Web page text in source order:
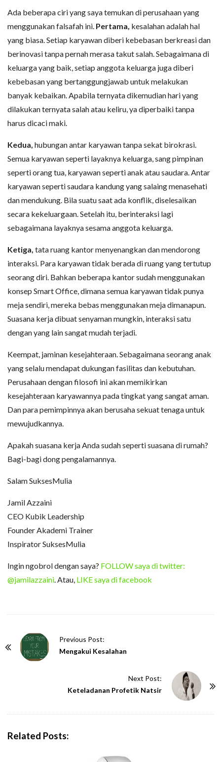
Ada beberapa ciri yang saya temukan di perusahaan yang
menggunakan falsafah ini. Pertama, kesalahan adalah hal
yang biasa. Setiap karyawan diberi kebebasan berkreasi dan
berinovasi tanpa pernah merasa takut salah. Sebagaimana di
keluarga yang baik, setiap anggota keluarga juga diberi
kebebasan yang bertanggungjawab untuk melakukan
banyak kebaikan. Apabila ternyata dikemudian hari yang
dilakukan ternyata salah atau keliru, ya diperbaiki tanpa
harus dicaci maki.
Kedua, hubungan antar karyawan tanpa sekat birokrasi.
Semua karyawan seperti layaknya keluarga, sang pimpinan
seperti orang tua, karyawan seperti anak atau saudara. Antar
karyawan seperti saudara kandung yang salaing menasehati
dan mendukung. Bila suatu saat ada konflik, diselesaikan
secara kekeluargaan. Setelah itu, berinteraksi lagi
sebagaimana layaknya sesama anggota keluarga.
Ketiga, tata ruang kantor menyenangkan dan mendorong
interaksi. Para karyawan tidak berada di ruang yang tertutup
seorang diri. Bahkan beberapa kantor sudah menggunakan
konsep Smart Office, dimana semua karyawan tidak punya
meja sendiri, mereka bebas menggunakan meja dimanapun.
Suasana kerja dibuat senyaman mungkin, interaksi satu
dengan yang lain sangat mudah terjadi.
Keempat, jaminan kesejahteraan. Sebagaimana seorang anak
yang selalu mendapat dukungan fasilitas dan kebutuhan.
Perusahaan dengan filosofi ini akan memikirkan
kesejahteraan karyawannya pada tingkat yang sangat aman.
Dan para pemimpinnya akan berusaha sekuat tenaga untuk
mewujudkannya.
Apakah suasana kerja Anda sudah seperti suasana di rumah?
Bagi-bagi dong pengalamannya.
Salam SuksesMulia
Jamil Azzaini
CEO Kubik Leadership
Founder Akademi Trainer
Inspirator SuksesMulia
Ingin ngobrol dengan saya? FOLLOW saya di twitter:
@jamilazzaini . Atau, LIKE saya di facebook
Previous Post:
Mengakui Kesalahan
Next Post:
Keteladanan Profetik Natsir
Related Posts: